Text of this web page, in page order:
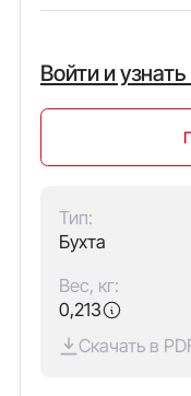
Войти и
Тип:
Бухта
Вес, кг:
0,213
Скачать в